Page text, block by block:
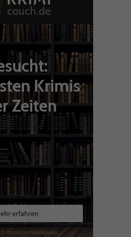
Krimis
Zeiten
erfahren